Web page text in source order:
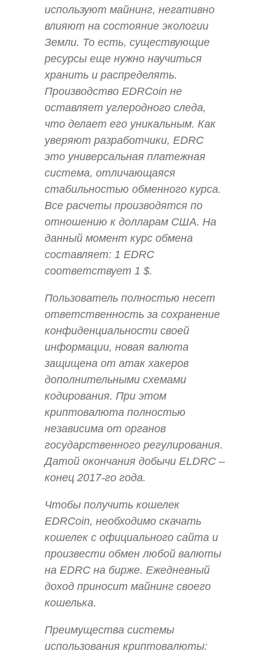
используют майнинг, негативно
влияют на состояние экологии
Земли. То есть, существующие
ресурсы еще нужно научиться
хранить и распределять.
Производство EDRCoin не
оставляет углеродного следа,
что делает его уникальным. Как
уверяют разработчики, EDRC
это универсальная платежная
система, отличающаяся
стабильностью обменного курса.
Все расчеты производятся по
отношению к долларам США. На
данный момент курс обмена
составляет: 1 EDRC
соответствует 1 $.
Пользователь полностью несет
ответственность за сохранение
конфиденциальности своей
информации, новая валюта
защищена от атак хакеров
дополнительными схемами
кодирования. При этом
криптовалюта полностью
независима от органов
государственного регулирования.
Датой окончания добычи ELDRC –
конец 2017-го года.
Чтобы получить кошелек
EDRCoin, необходимо скачать
кошелек с официального сайта и
произвести обмен любой валюты
на EDRC на бирже. Ежедневный
доход приносит майнинг своего
кошелька.
Преимущества системы
использования криптовалюты: